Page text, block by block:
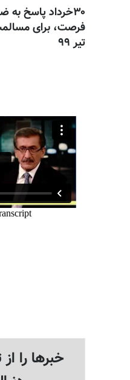
۳۰خرداد پاسخ
فرصت، برای
تیر ۹۹
خبرها را